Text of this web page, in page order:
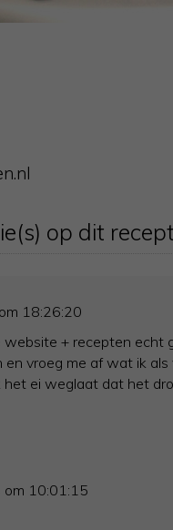
op dit
18:26:20
website + recepten echt
en vroeg me af wat ik
ei weglaat dat het
10:01:15